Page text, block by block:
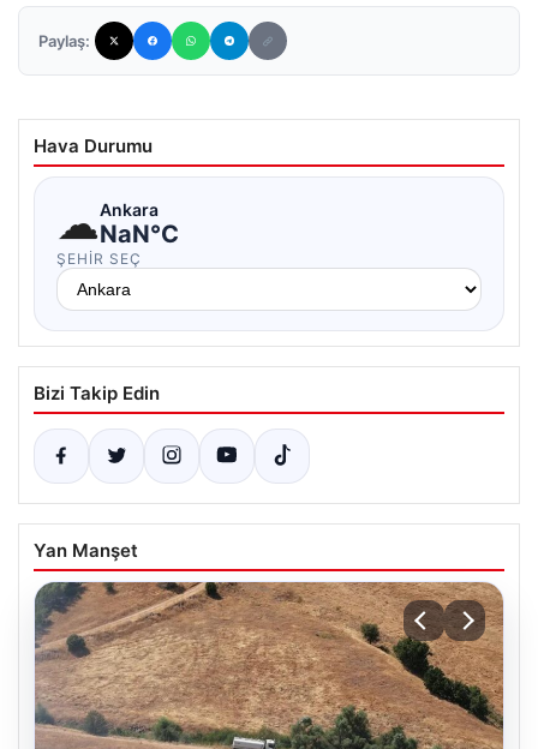
Paylaş:
Hava Durumu
☁Ankara
NaN°C
ŞEHIR SEÇ
Bizi Takip Edin
Yan Manşet